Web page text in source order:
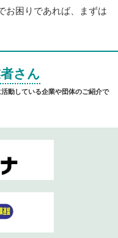
お困りであれば、まずは
さん
動している企業や団体のご紹介で